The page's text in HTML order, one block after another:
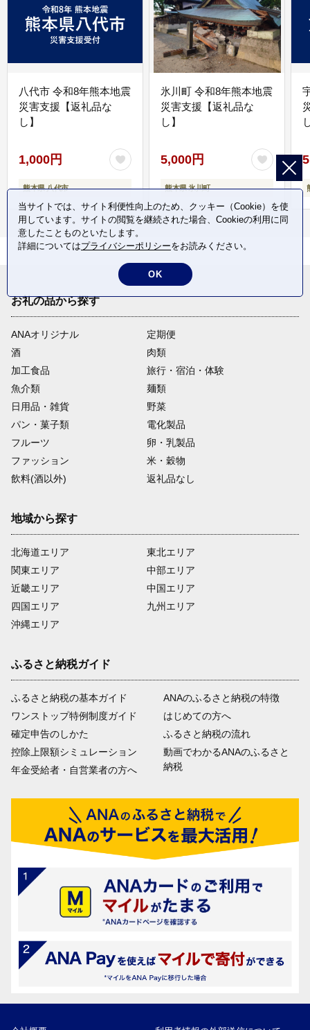
八代市 令和8年熊本地震
災害支援【返礼品な
し】
1,000円
熊本県 八代市
氷川町 令和8年熊本地震
災害支援【返礼品な
し】
5,000円
熊本県 氷川町
お礼の品から探す
ANAオリジナル
定期便
酒
肉類
加工食品
旅行・宿泊・体験
魚介類
麺類
日用品・雑貨
野菜
パン・菓子類
電化製品
フルーツ
卵・乳製品
ファッション
米・穀物
飲料(酒以外)
返礼品なし
地域から探す
北海道エリア
関東エリア
近畿エリア
四国エリア
沖縄エリア
東北エリア
中部エリア
中国エリア
九州エリア
ふるさと納税ガイド
ふるさと納税の基本ガイド
ワンストップ特例制度ガイド
確定申告のしかた
控除上限額シミュレーション
年金受給者・自営業者の方へ
ANAのふるさと納税の特徴
はじめての方へ
ふるさと納税の流れ
動画でわかるANAのふるさと
納税
当サイトでは、サイト利便性向上のため、クッキー（Cookie）を使
用しています。サイトの閲覧を継続された場合、Cookieの利用に同
意したことものといたします。
詳細についてはプライバシーポリシーをお読みください。
OK